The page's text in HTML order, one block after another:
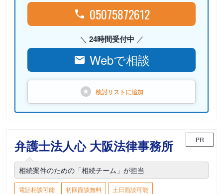
05075872612
24時間受付中
Webで相談
検討リストに追加
弁護士法人心 大阪法律事務所 PR
相続案件のための「相続チーム」が担当
電話相談可能 初回面談無料
土日面談可能